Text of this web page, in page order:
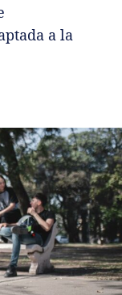
a la